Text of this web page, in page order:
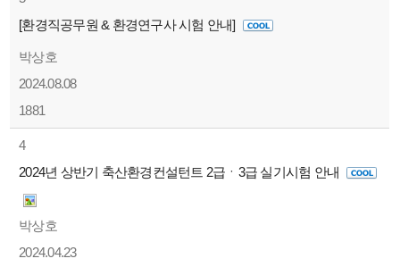
[환경직공무원 & 환경연구사 시험 안내]
박상호
2024.08.08
1881
4
2024년 상반기 축산환경컨설턴트 2급ㆍ3급 실기시험 안내
박상호
2024.04.23